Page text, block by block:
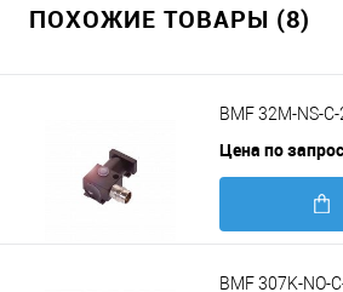
ПОХОЖИЕ ТОВАРЫ (8)
BMF 32M-NS-
Цена по
BMF 307K-NO-